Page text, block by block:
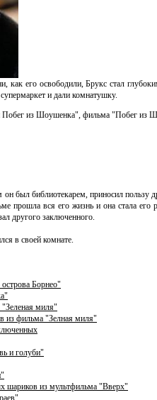
его освободили, Брукс стал
и дали комнатушку.
Побег из Шоушенка", фильма "Побег из
был библиотекарем, приносил пользу
прошла вся его жизнь и она стала
другого заключенного.
в своей комнате.
Борнео"
миля"
из фильма "Зелная миля"
и голуби"
шариков из мультфильма "Вверх"